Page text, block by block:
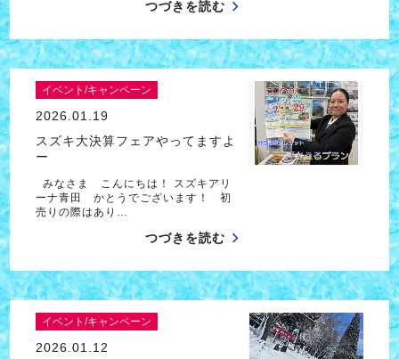
つづきを読む
イベント/キャンペーン
2026.01.19
スズキ大決算フェアやってますよ
ー
みなさま こんにちは！ スズキアリ
ーナ青田 かとうでございます！ 初
売りの際はあり…
つづきを読む
イベント/キャンペーン
2026.01.12